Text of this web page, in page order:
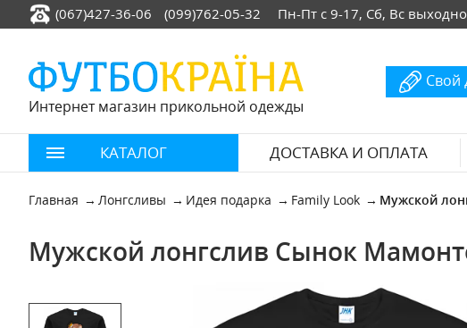
(067)427-36-06 (099)762-05-32 Пн-Пт с 9-17, Сб, Вс
Интернет магазин прикольной одежды
Свой
КАТАЛОГ ДОСТАВКА И ОПЛАТА
Главная Лонгсливы Идея подарка Family Look Мужской
Мужской лонгслив Сынок